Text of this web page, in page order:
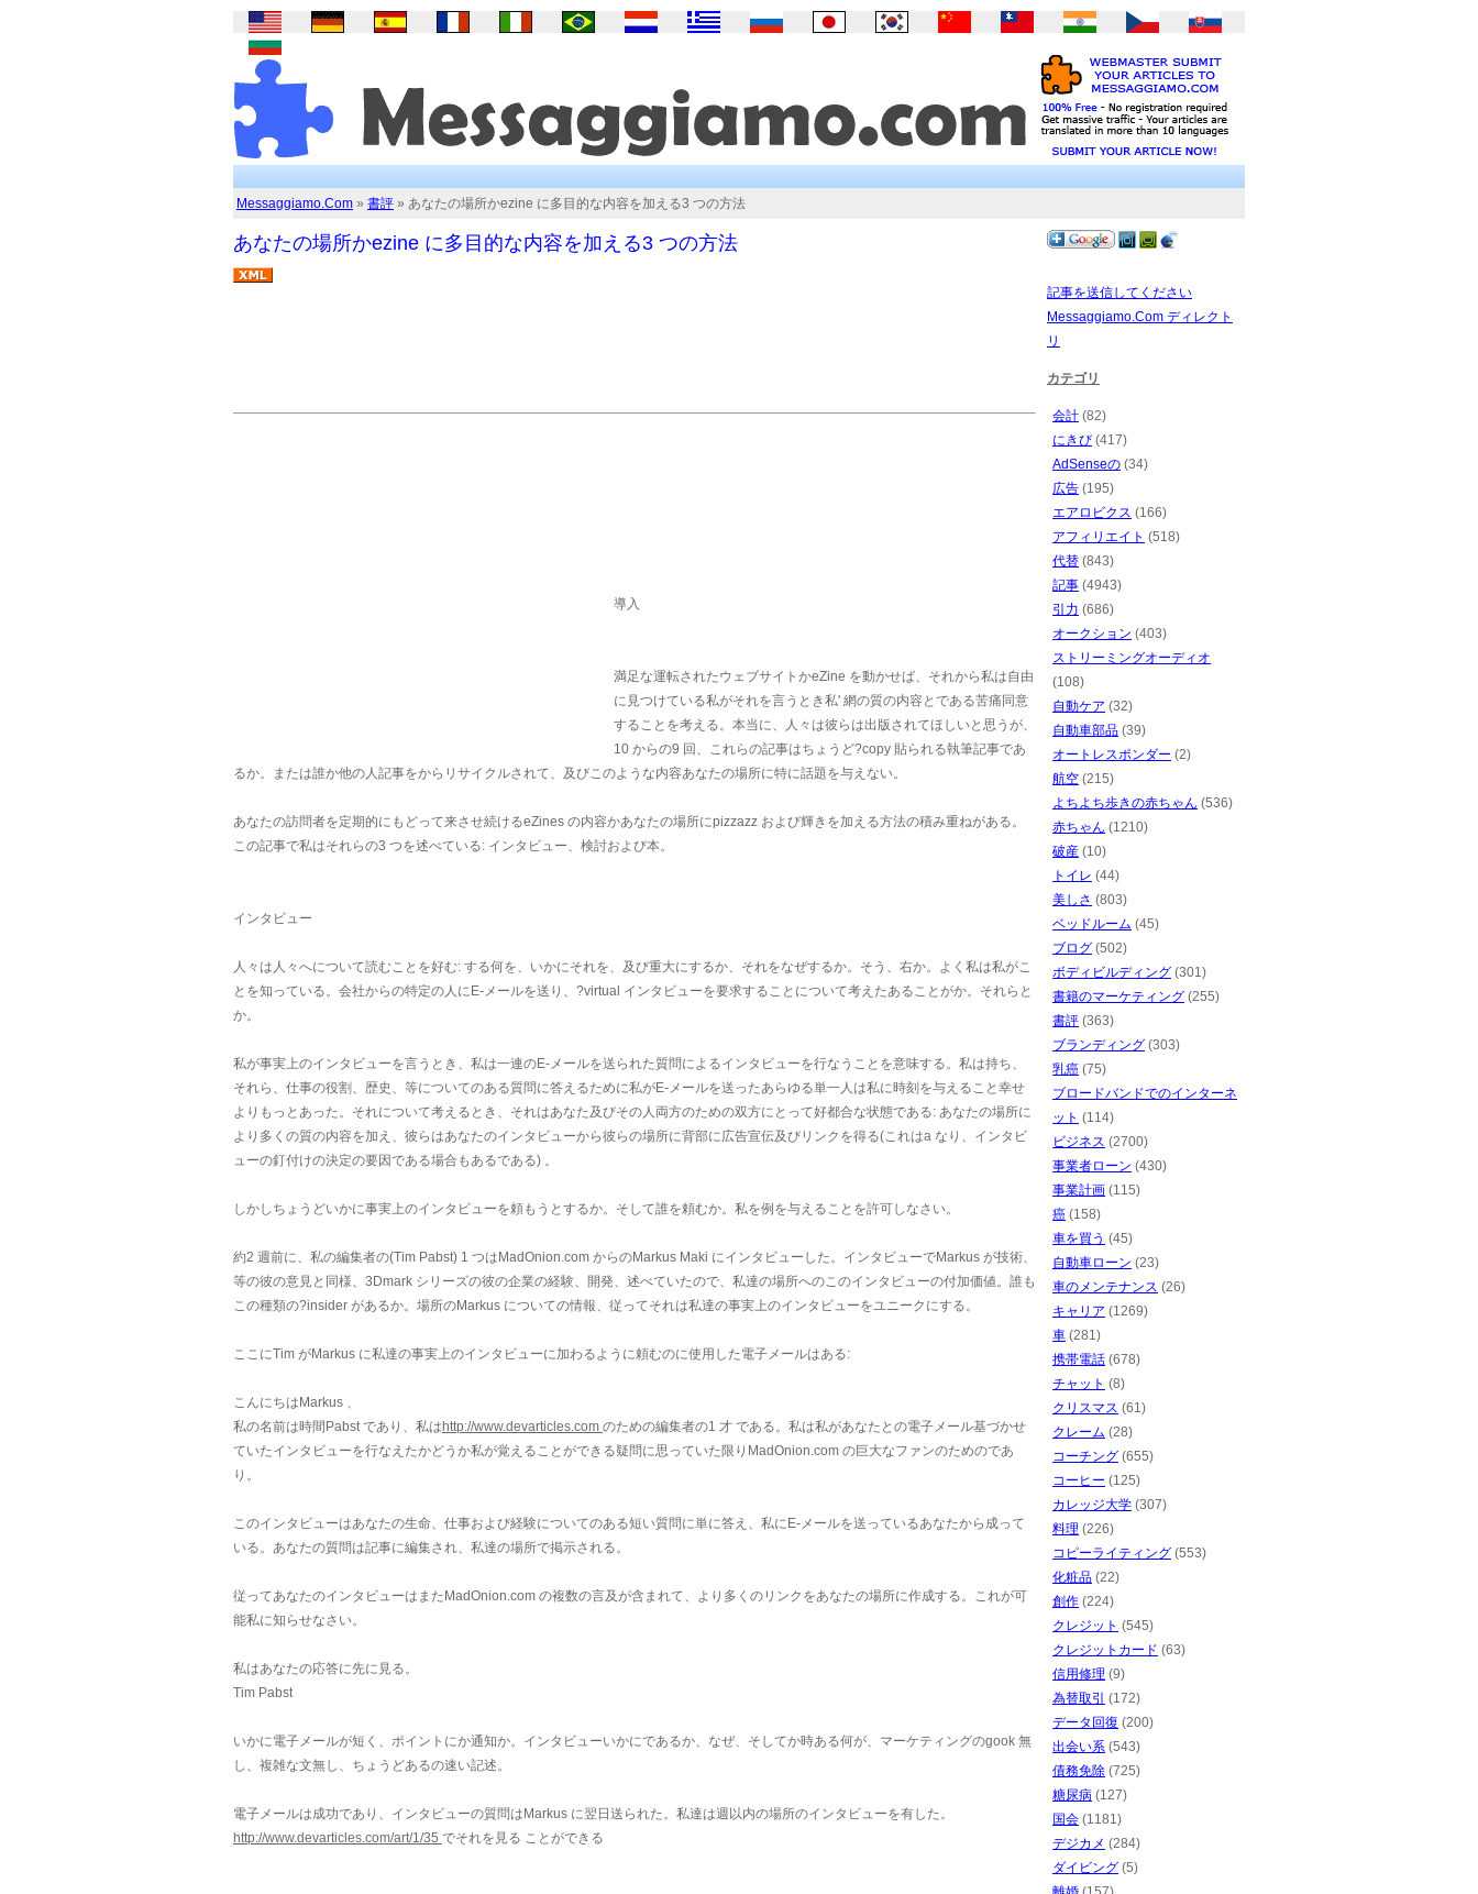
Messaggiamo.Com » 書評 » あなたの場所かezine に多目的な内容を加える3 つの方法
あなたの場所かezine に多目的な内容を加える3 つの方法
導入
満足な運転されたウェブサイトかeZine を動かせば、それから私は自由
に見つけている私がそれを言うとき私' 網の質の内容とである苦痛同意
することを考える。本当に、人々は彼らは出版されてほしいと思うが、
10 からの9 回、これらの記事はちょうど?copy 貼られる執筆記事であ
るか。または誰か他の人記事をからリサイクルされて、及びこのような内容あなたの場所に特に話題を与えない。
あなたの訪問者を定期的にもどって来させ続けるeZines の内容かあなたの場所にpizzazz および輝きを加える方法の積み重ねがある。
この記事で私はそれらの3 つを述べている: インタビュー、検討および本。
インタビュー
人々は人々へについて読むことを好む: する何を、いかにそれを、及び重大にするか、それをなぜするか。そう、右か。よく私は私がこ
とを知っている。会社からの特定の人にE-メールを送り、?virtual インタビューを要求することについて考えたあることがか。それらと
か。
私が事実上のインタビューを言うとき、私は一連のE-メールを送られた質問によるインタビューを行なうことを意味する。私は持ち、
それら、仕事の役割、歴史、等についてのある質問に答えるために私がE-メールを送ったあらゆる単一人は私に時刻を与えること幸せ
よりもっとあった。それについて考えるとき、それはあなた及びその人両方のための双方にとって好都合な状態である: あなたの場所に
より多くの質の内容を加え、彼らはあなたのインタビューから彼らの場所に背部に広告宣伝及びリンクを得る(これはa なり、インタビ
ューの釘付けの決定の要因である場合もあるである) 。
しかしちょうどいかに事実上のインタビューを頼もうとするか。そして誰を頼むか。私を例を与えることを許可しなさい。
約2 週前に、私の編集者の(Tim Pabst) 1 つはMadOnion.com からのMarkus Maki にインタビューした。インタビューでMarkus が技術、
等の彼の意見と同様、3Dmark シリーズの彼の企業の経験、開発、述べていたので、私達の場所へのこのインタビューの付加価値。誰も
この種類の?insider があるか。場所のMarkus についての情報、従ってそれは私達の事実上のインタビューをユニークにする。
ここにTim がMarkus に私達の事実上のインタビューに加わるように頼むのに使用した電子メールはある:
こんにちはMarkus 、
私の名前は時間Pabst であり、私は http://www.devarticles.com のための編集者の1 才 である。私は私があなたとの電子メール基づかせ
ていたインタビューを行なえたかどうか私が覚えることができる疑問に思っていた限りMadOnion.com の巨大なファンのためのであ
り。
このインタビューはあなたの生命、仕事および経験についてのある短い質問に単に答え、私にE-メールを送っているあなたから成って
いる。あなたの質問は記事に編集され、私達の場所で掲示される。
従ってあなたのインタビューはまたMadOnion.com の複数の言及が含まれて、より多くのリンクをあなたの場所に作成する。これが可
能私に知らせなさい。
私はあなたの応答に先に見る。
Tim Pabst
いかに電子メールが短く、ポイントにか通知か。インタビューいかにであるか、なぜ、そしてか時ある何が、マーケティングのgook 無
し、複雑な文無し、ちょうどあるの速い記述。
電子メールは成功であり、インタビューの質問はMarkus に翌日送られた。私達は週以内の場所のインタビューを有した。
http://www.devarticles.com/art/1/35 でそれを見る ことができる
記事を送信してください
Messaggiamo.Com ディレクト
リ
カテゴリ
会計 (82)
にきび (417)
AdSenseの (34)
広告 (195)
エアロビクス (166)
アフィリエイト (518)
代替 (843)
記事 (4943)
引力 (686)
オークション (403)
ストリーミングオーディオ
(108)
自動ケア (32)
自動車部品 (39)
オートレスポンダー (2)
航空 (215)
よちよち歩きの赤ちゃん (536)
赤ちゃん (1210)
破産 (10)
トイレ (44)
美しさ (803)
ベッドルーム (45)
ブログ (502)
ボディビルディング (301)
書籍のマーケティング (255)
書評 (363)
ブランディング (303)
乳癌 (75)
ブロードバンドでのインターネ
ット (114)
ビジネス (2700)
事業者ローン (430)
事業計画 (115)
癌 (158)
車を買う (45)
自動車ローン (23)
車のメンテナンス (26)
キャリア (1269)
車 (281)
携帯電話 (678)
チャット (8)
クリスマス (61)
クレーム (28)
コーチング (655)
コーヒー (125)
カレッジ大学 (307)
料理 (226)
コピーライティング (553)
化粧品 (22)
創作 (224)
クレジット (545)
クレジットカード (63)
信用修理 (9)
為替取引
(172)
データ回復 (200)
出会い系 (543)
債務免除 (725)
糖尿病 (127)
国会 (1181)
デジカメ (284)
ダイビング (5)